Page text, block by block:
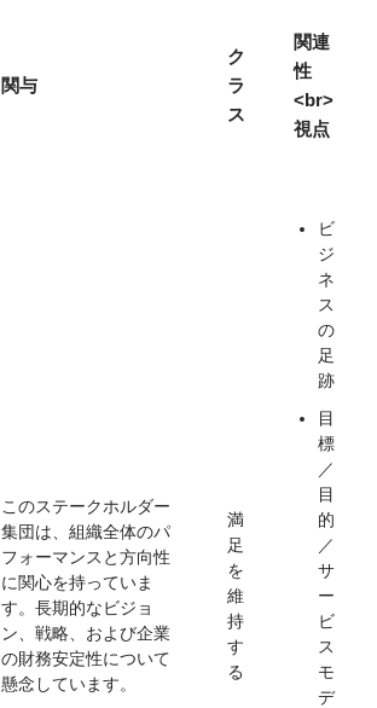
関与
ク
ラ
ス
関連
性
<br>
視点
このステークホルダー
集団は、組織全体のパ
フォーマンスと方向性
に関心を持っていま
す。長期的なビジョ
ン、戦略、および企業
の財務安定性について
懸念しています。
満
足
を
維
持
す
る
ビ
ジ
ネ
ス
の
足
跡
目
標
／
目
的
／
サ
ー
ビ
ス
モ
デ